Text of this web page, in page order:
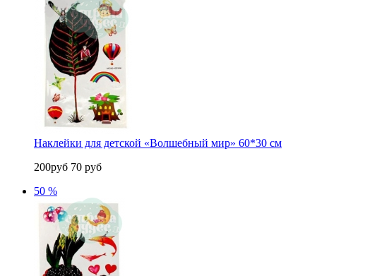
Наклейки для детской «Волшебный мир» 60*30 см
200руб 70 руб
50 %